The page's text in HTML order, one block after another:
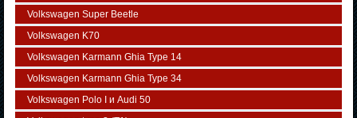
Volkswagen Super Beetle
Volkswagen K70
Volkswagen Karmann Ghia Type 14
Volkswagen Karmann Ghia Type 34
Volkswagen Polo I и Audi 50